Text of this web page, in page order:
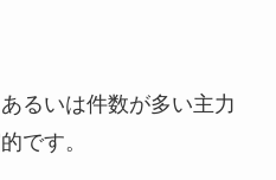
るいは件数が多い主力
です。